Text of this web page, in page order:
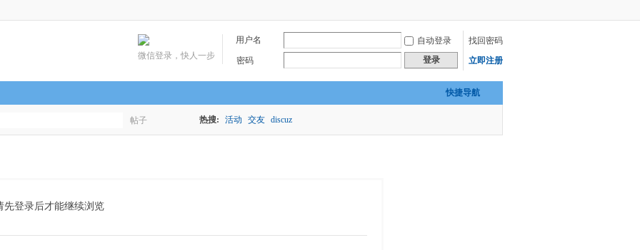
用户名 自动登录
找回密码
密码
登录 立即注册
微信登录，快人一步
快捷导航
帖子 热搜: 活动 交友 discuz
先登录后才能继续浏览